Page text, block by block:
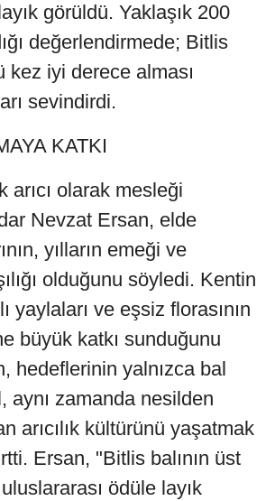
görüldü. Yaklaşık 200
değerlendirmede; Bitlis
kez iyi derece alması
sevindirdi.
KATKI
arıcı olarak mesleği
Nevzat Ersan, elde
yılların emeği ve
olduğunu söyledi. Kentin
yaylaları ve eşsiz florasının
büyük katkı sunduğunu
hedeflerinin yalnızca bal
aynı zamanda nesilden
arıcılık kültürünü yaşatmak
Ersan, "Bitlis balının üst
ödüle layık